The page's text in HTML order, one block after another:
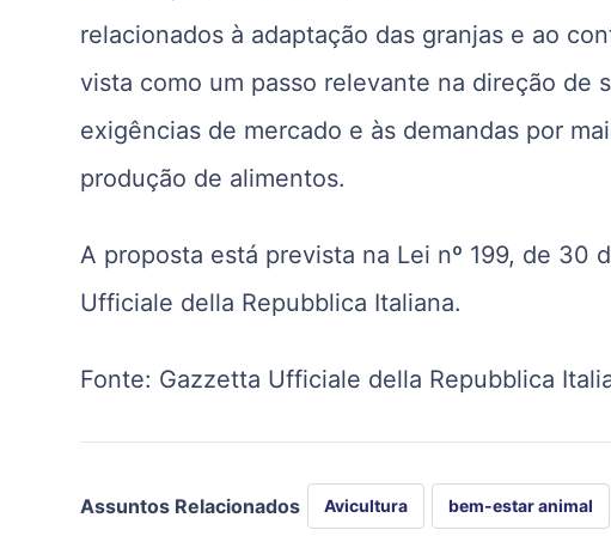
relacionados à adaptação das granjas e ao
vista como um passo relevante na direção de
exigências de mercado e às demandas por
produção de alimentos.
A proposta está prevista na Lei nº 199, de 30
Ufficiale della Repubblica Italiana.
Fonte: Gazzetta Ufficiale della Repubblica
Assuntos Relacionados Avicultura bem-estar animal